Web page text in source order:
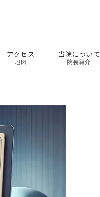
アクセス
地図
当院について
院長紹介